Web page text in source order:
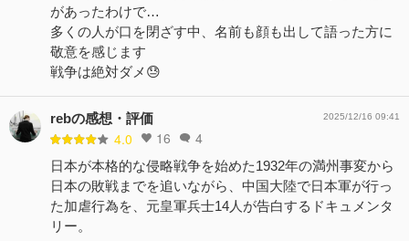
があったわけで…
多くの人が口を閉ざす中、名前も顔も出して語った方に
敬意を感じます
戦争は絶対ダメ😓
rebの感想・評価
4.0 16 4
2025/12/16 09:41
日本が本格的な侵略戦争を始めた1932年の満州事変から
日本の敗戦までを追いながら、中国大陸で日本軍が行っ
た加虐行為を、元皇軍兵士14人が告白するドキュメンタ
リー。